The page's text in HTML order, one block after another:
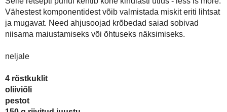
Selle retsepti puhul kehtib kohe kindlasti ütlus - less is more.
lihtsat ja mugavat. Need ahjusoojad krõbedad saiad sobivad
neljale